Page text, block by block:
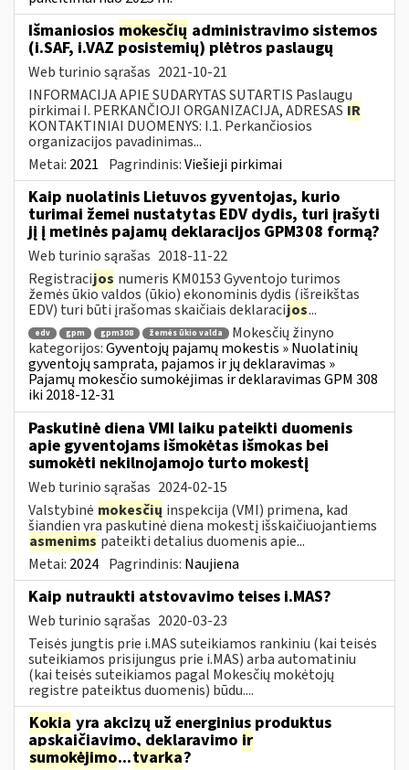
Išmaniosios mokesčių administravimo sistemos
(i.SAF, i.VAZ posistemių) plėtros paslaugų
Web turinio sąrašas 2021-10-21
INFORMACIJA APIE SUDARYTAS SUTARTIS Paslaugų
pirkimai I. PERKANČIOJI ORGANIZACIJA, ADRESAS IR
KONTAKTINIAI DUOMENYS: I.1. Perkančiosios
organizacijos pavadinimas...
Metai: 2021 Pagrindinis:Viešieji pirkimai
Kaip nuolatinis Lietuvos gyventojas, kurio
turimai žemei nustatytas EDV dydis, turi įrašyti
jį į metinės pajamų deklaracijos GPM308 formą?
Web turinio sąrašas 2018-11-22
Registracijos numeris KM0153 Gyventojo turimos
žemės ūkio valdos (ūkio) ekonominis dydis (išreikštas
EDV) turi būti įrašomas skaičiais deklaracijos...
edv gpm gpm308 žemės ūkio valda
Mokesčių žinyno
kategorijos:Gyventojų pajamų mokestis » Nuolatinių
gyventojų samprata, pajamos ir jų deklaravimas »
Pajamų mokesčio sumokėjimas ir deklaravimas GPM 308
iki 2018-12-31
Paskutinė diena VMI laiku pateikti duomenis
apie gyventojams išmokėtas išmokas bei
sumokėti nekilnojamojo turto mokestį
Web turinio sąrašas 2024-02-15
Valstybinė mokesčių inspekcija (VMI) primena, kad
šiandien yra paskutinė diena mokestį išskaičiuojantiems
asmenims pateikti detalius duomenis apie...
Metai: 2024 Pagrindinis: Naujiena
Kaip nutraukti atstovavimo teises i.MAS?
Web turinio sąrašas 2020-03-23
Teisės jungtis prie i.MAS suteikiamos rankiniu (kai teisės
suteikiamos prisijungus prie i.MAS) arba automatiniu
(kai teisės suteikiamos pagal Mokesčių mokėtojų
registre pateiktus duomenis) būdu....
Kokia yra akcizų už energinius produktus
apskaičiavimo, deklaravimo ir
sumokėjimo...tvarka?